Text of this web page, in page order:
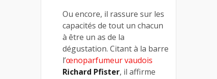
Ou encore, il rassure sur les
capacités de tout un chacun
à être un as de la
dégustation. Citant à la barre
l’œnoparfumeur vaudois
Richard Pfister, il affirme